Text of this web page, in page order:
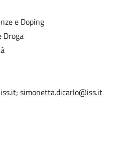
e Doping
Droga
simonetta.dicarlo@iss.it